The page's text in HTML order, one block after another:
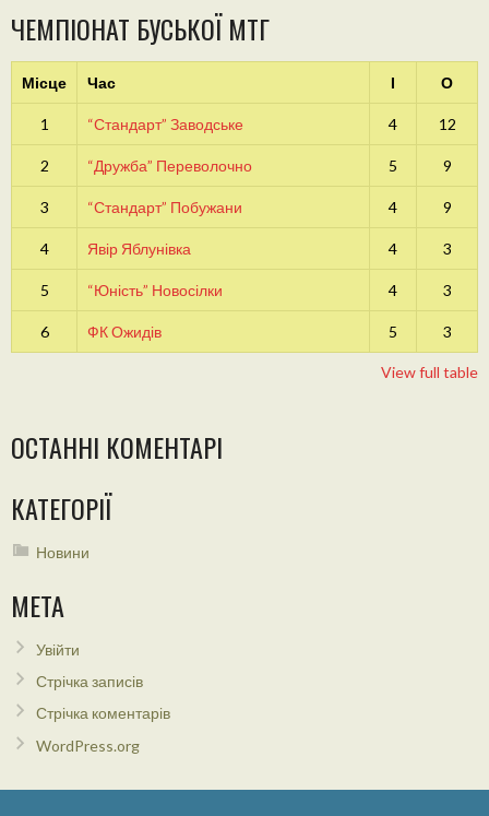
ЧЕМПІОНАТ БУСЬКОЇ МТГ
Місце Час І О
1 “Стандарт” Заводське 4 12
2 “Дружба” Переволочно 5 9
3 “Стандарт” Побужани 4 9
4 Явір Яблунівка 4 3
5 “Юність” Новосілки 4 3
6 ФК Ожидів 5 3
View full table
ОСТАННІ КОМЕНТАРІ
КАТЕГОРІЇ
Новини
МЕТА
Увійти
Стрічка записів
Стрічка коментарів
WordPress.org